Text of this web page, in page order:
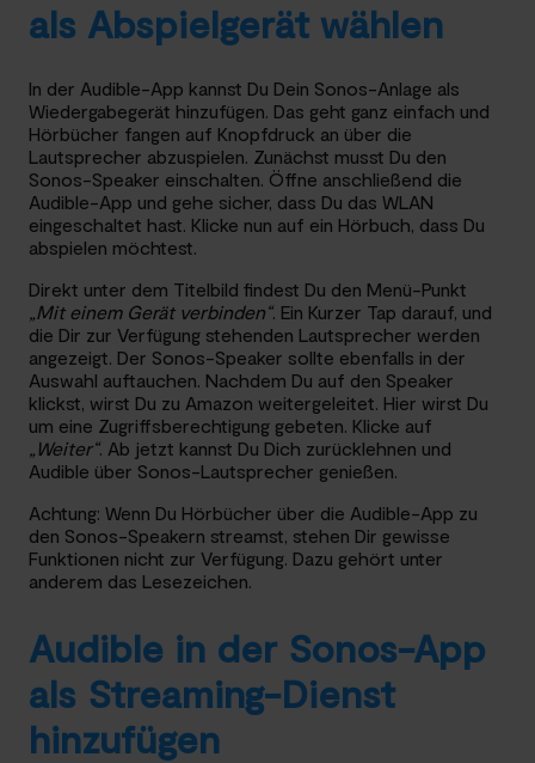
als Abspielgerät wählen
In der Audible-App kannst Du Dein Sonos-Anlage als
Wiedergabegerät hinzufügen. Das geht ganz einfach und
Hörbücher fangen auf Knopfdruck an über die
Lautsprecher abzuspielen. Zunächst musst Du den
Sonos-Speaker einschalten. Öffne anschließend die
Audible-App und gehe sicher, dass Du das WLAN
eingeschaltet hast. Klicke nun auf ein Hörbuch, dass Du
abspielen möchtest.
Direkt unter dem Titelbild findest Du den Menü-Punkt
„Mit einem Gerät verbinden“. Ein Kurzer Tap darauf, und
die Dir zur Verfügung stehenden Lautsprecher werden
angezeigt. Der Sonos-Speaker sollte ebenfalls in der
Auswahl auftauchen. Nachdem Du auf den Speaker
klickst, wirst Du zu Amazon weitergeleitet. Hier wirst Du
um eine Zugriffsberechtigung gebeten. Klicke auf
„Weiter“. Ab jetzt kannst Du Dich zurücklehnen und
Audible über Sonos-Lautsprecher genießen.
Achtung: Wenn Du Hörbücher über die Audible-App zu
den Sonos-Speakern streamst, stehen Dir gewisse
Funktionen nicht zur Verfügung. Dazu gehört unter
anderem das Lesezeichen.
Audible in der Sonos-App
als Streaming-Dienst
hinzufügen